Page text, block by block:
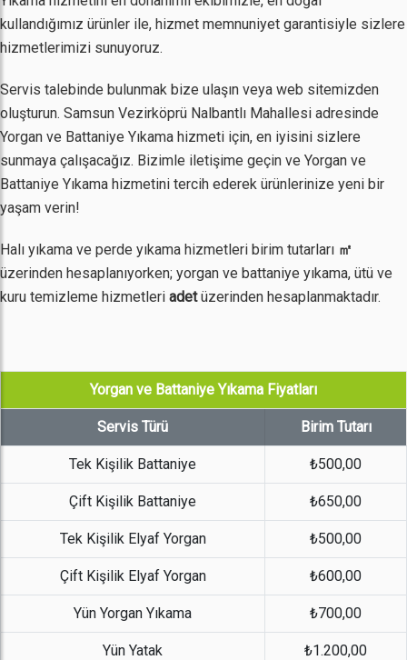
kullandığımız ürünler ile, hizmet memnuniyet garantisiyle sizlere
hizmetlerimizi sunuyoruz.
Servis talebinde bulunmak bize ulaşın veya web sitemizden
oluşturun. Samsun Vezirköprü Nalbantlı Mahallesi adresinde
Yorgan ve Battaniye Yıkama hizmeti için, en iyisini sizlere
sunmaya çalışacağız. Bizimle iletişime geçin ve Yorgan ve
Battaniye Yıkama hizmetini tercih ederek ürünlerinize yeni bir
yaşam verin!
Halı yıkama ve perde yıkama hizmetleri birim tutarları ㎡
üzerinden hesaplanıyorken; yorgan ve battaniye yıkama, ütü ve
kuru temizleme hizmetleri adetüzerinden hesaplanmaktadır.
Yorgan ve Battaniye Yıkama Fiyatları
Servis Türü Birim Tutarı
Tek Kişilik Battaniye ₺500,00
Çift Kişilik Battaniye ₺650,00
Tek Kişilik Elyaf Yorgan ₺500,00
Çift Kişilik Elyaf Yorgan ₺600,00
Yün Yorgan Yıkama ₺700,00
Yün Yatak ₺1.200,00